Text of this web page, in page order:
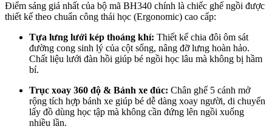
Điểm sáng giá nhất của bộ mã BH340 chính là chiếc ghế ngồi được
thiết kế theo chuẩn công thái học (Ergonomic) cao cấp:
Tựa lưng lưới kép thoáng khí: Thiết kế chia đôi ôm sát
đường cong sinh lý của cột sống, nâng đỡ lưng hoàn hảo.
Chất liệu lưới đàn hồi giúp bé ngồi học lâu mà không bị hầm
bí.
Trục xoay 360 độ & Bánh xe đúc: Chân ghế 5 cánh mở
rộng tích hợp bánh xe giúp bé dễ dàng xoay người, di chuyển
lấy đồ dùng học tập mà không cần đứng lên ngồi xuống
nhiều lần.